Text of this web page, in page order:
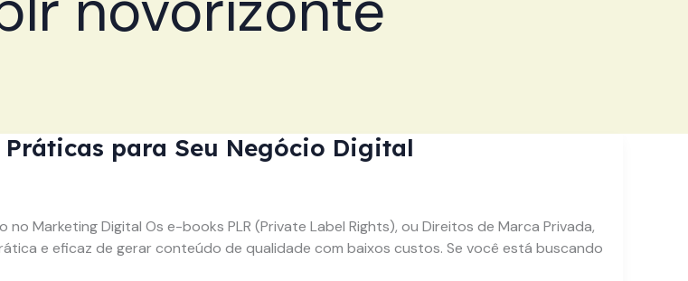
Práticas para Seu Negócio Digital
Marketing Digital Os e-books PLR (Private Label Rights), ou Direitos de Marca Privada,
e eficaz de gerar conteúdo de qualidade com baixos custos. Se você está buscando